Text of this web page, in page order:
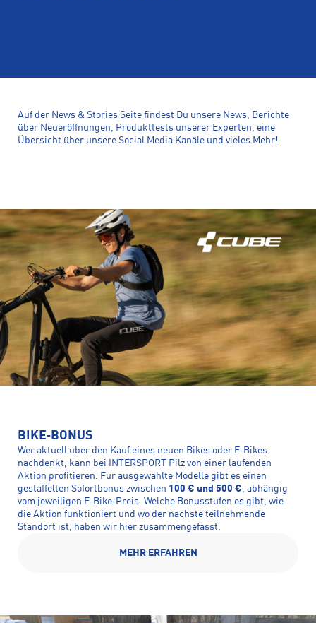
Auf der News & Stories Seite findest Du unsere News, Berichte
über Neueröffnungen, Produkttests unserer Experten, eine
Übersicht über unsere Social Media Kanäle und vieles Mehr!
BIKE‑BONUS
Wer aktuell über den Kauf eines neuen Bikes oder E‑Bikes
nachdenkt, kann bei INTERSPORT Pilz von einer laufenden
Aktion profitieren. Für ausgewählte Modelle gibt es einen
gestaffelten Sofortbonus zwischen 100 € und 500 €, abhängig
vom jeweiligen E‑Bike‑Preis. Welche Bonusstufen es gibt, wie
die Aktion funktioniert und wo der nächste teilnehmende
Standort ist, haben wir hier zusammengefasst.
MEHR ERFAHREN